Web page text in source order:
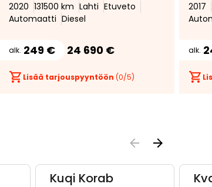
Lämmitettävä ohjauspyörä *
VOC *
2020 131500 km Lahti Etuveto
Automaatti Diesel
alk. 249 € 24 690 €
Lisää tarjouspyyntöön (0/5)
2017
alk.
Kuqi Korab